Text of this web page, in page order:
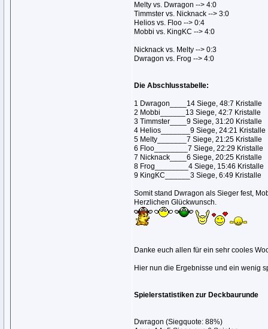
Melty vs. Dwragon --> 4:0
Timmster vs. Nicknack --> 3:0
Helios vs. Floo --> 0:4
Mobbi vs. KingKC --> 4:0
Nicknack vs. Melty --> 0:3
Dwragon vs. Frog --> 4:0
Die Abschlusstabelle:
1 Dwragon____14 Siege, 48:7 Kristalle
2 Mobbi______13 Siege, 42:7 Kristalle
3 Timmster____9 Siege, 31:20 Kristalle
4 Helios_______9 Siege, 24:21 Kristalle
5 Melty_______7 Siege, 21:25 Kristalle
6 Floo________7 Siege, 22:29 Kristalle
7 Nicknack____6 Siege, 20:25 Kristalle
8 Frog________4 Siege, 15:46 Kristalle
9 KingKC______3 Siege, 6:49 Kristalle
Somit stand Dwragon als Sieger fest,
Herzlichen Glückwunsch.
Danke euch allen für ein sehr cooles
Hier nun die Ergebnisse und ein wenig
Spielerstatistiken zur Deckbaurunde
Dwragon (Siegquote: 88%)